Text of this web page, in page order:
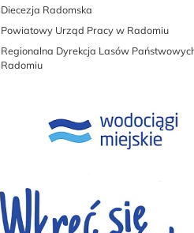
Diecezja Radomska
Powiatowy Urząd Pracy w Radomiu
Regionalna Dyrekcja Lasów
Radomiu